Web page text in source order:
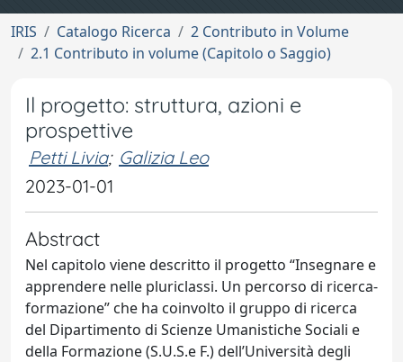
IRIS Catalogo Ricerca
2 Contributo in Volume
2.1 Contributo in volume (Capitolo o Saggio)
Il progetto: struttura, azioni e
prospettive
Petti Livia; Galizia Leo
2023-01-01
Abstract
Nel capitolo viene descritto il progetto “Insegnare e
apprendere nelle pluriclassi. Un percorso di ricerca-
formazione” che ha coinvolto il gruppo di ricerca
del Dipartimento di Scienze Umanistiche Sociali e
della Formazione (S.U.S.e F.) dell’Università degli